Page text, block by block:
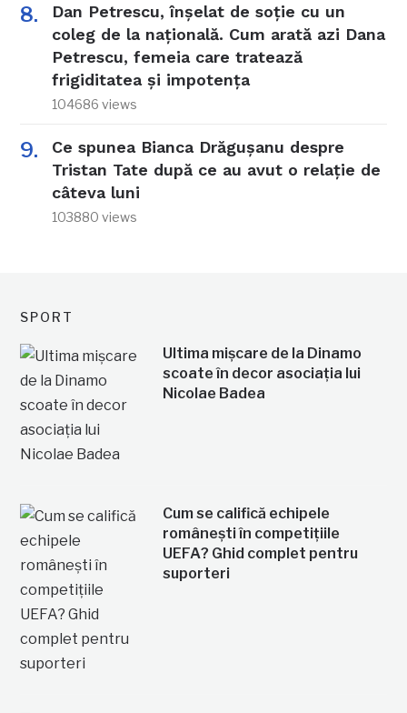
Dan Petrescu, înșelat de soție cu un
coleg de la națională. Cum arată azi Dana
Petrescu, femeia care tratează
frigiditatea și impotența
104686 views
Ce spunea Bianca Drăgușanu despre
Tristan Tate după ce au avut o relație de
câteva luni
103880 views
SPORT
Ultima mișcare de la Dinamo
scoate în decor asociația lui
Nicolae Badea
Cum se califică echipele
românești în competițiile
UEFA? Ghid complet pentru
suporteri